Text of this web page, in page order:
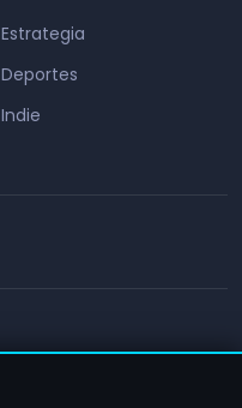
Estrategia
Deportes
Indie